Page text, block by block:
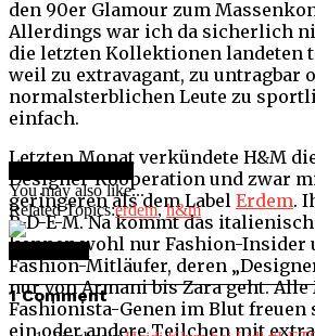
den 90er Glamour zum
Allerdings war ich da sicherlich
die letzten Kollektionen landeten
weil zu extravagant, zu untragbar
normalsterblichen Leute zu
einfach.
Letzten Monat verkündete H&M
Designer-Kooperation und zwar
geringeren als dem Label Erdem.
R-D-E-M. Na kommt das
kennen wohl nur Fashion-Insider
Fashion-Mitläufer, deren
nur von Armani bis Zara geht.
Fashionista-Genen im Blut freuen
ein oder andere Teilchen mit
You may also like...
Related Topics:erdem,h&m
1 Comment